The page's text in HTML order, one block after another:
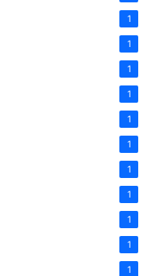
1
1
1
1
1
1
1
1
1
1
1